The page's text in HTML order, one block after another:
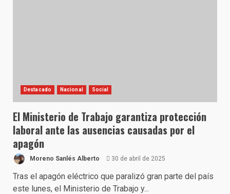
Destacado Nacional Social
El Ministerio de Trabajo garantiza protección
laboral ante las ausencias causadas por el
apagón
Moreno Sanlés Alberto 30 de abril de 2025
Tras el apagón eléctrico que paralizó gran parte del país
este lunes, el Ministerio de Trabajo y...